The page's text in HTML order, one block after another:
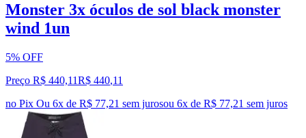
Monster 3x óculos de sol black monster
wind 1un
5% OFF
Preço R$ 440,11R$ 440,11
no Pix Ou 6x de R$ 77,21 sem jurosou 6x de R$ 77,21 sem juros